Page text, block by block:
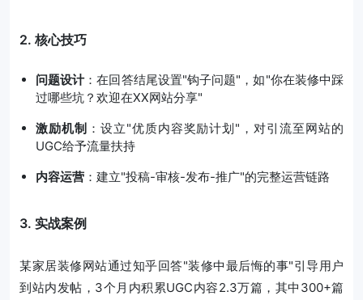
2. 核心技巧
问题设计：在回答结尾设置"钩子问题"，如"你在装修中踩
过哪些坑？欢迎在XX网站分享"
激励机制 ：设立"优质内容奖励计划"，对引流至网站的
UGC给予流量扶持
内容运营 ：建立"投稿-审核-发布-推广"的完整运营链路
3. 实战案例
某家居装修网站通过知乎回答"装修中最后悔的事"引导用户
到站内发帖，3个月内积累UGC内容2.3万篇，其中300+篇